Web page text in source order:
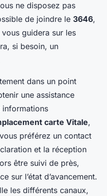
ne disposez pas
de joindre le 3646,
guidera sur les
si besoin, un
dans un point
une assistance
informations
carte Vitale,
préférez un contact
et la réception
être suivi de près,
sur l’état d’avancement.
les différents canaux,